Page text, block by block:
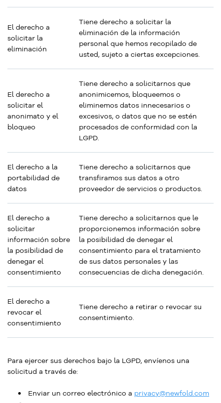
El derecho a
solicitar la
eliminación
Tiene derecho a solicitar la
eliminación de la información
personal que hemos recopilado de
usted, sujeto a ciertas excepciones.
El derecho a
solicitar el
anonimato y el
bloqueo
Tiene derecho a solicitarnos que
anonimicemos, bloqueemos o
eliminemos datos innecesarios o
excesivos, o datos que no se estén
procesados de conformidad con la
LGPD.
El derecho a la
portabilidad de
datos
Tiene derecho a solicitarnos que
transfiramos sus datos a otro
proveedor de servicios o productos.
El derecho a
solicitar
información sobre
la posibilidad de
denegar el
consentimiento
Tiene derecho a solicitarnos que le
proporcionemos información sobre
la posibilidad de denegar el
consentimiento para el tratamiento
de sus datos personales y las
consecuencias de dicha denegación.
El derecho a
revocar el
consentimiento
Tiene derecho a retirar o revocar su
consentimiento.
Para ejercer sus derechos bajo la LGPD, envíenos una
solicitud a través de:
Enviar un correo electrónico a privacy@newfold.com